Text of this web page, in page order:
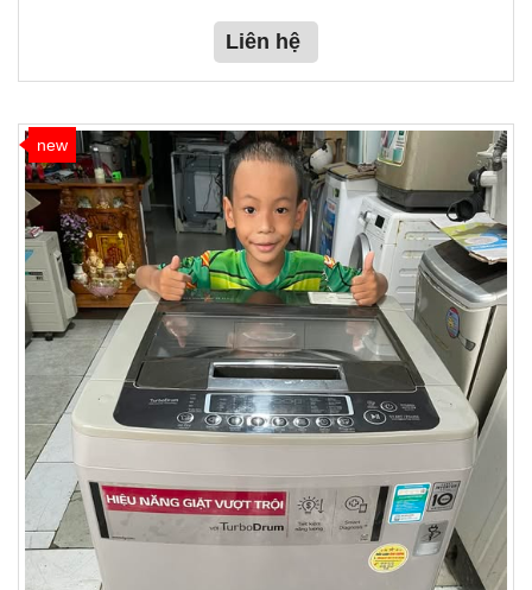
Liên hệ
new